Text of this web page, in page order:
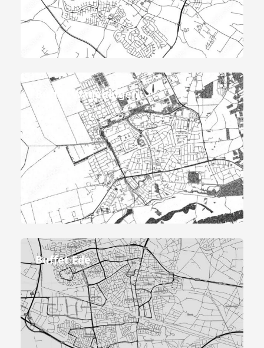
Buffet Wageningen
Buffet Ede